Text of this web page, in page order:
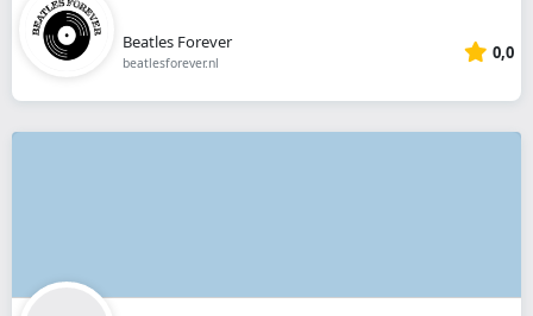
Beatles Forever
beatlesforever.nl 0,0